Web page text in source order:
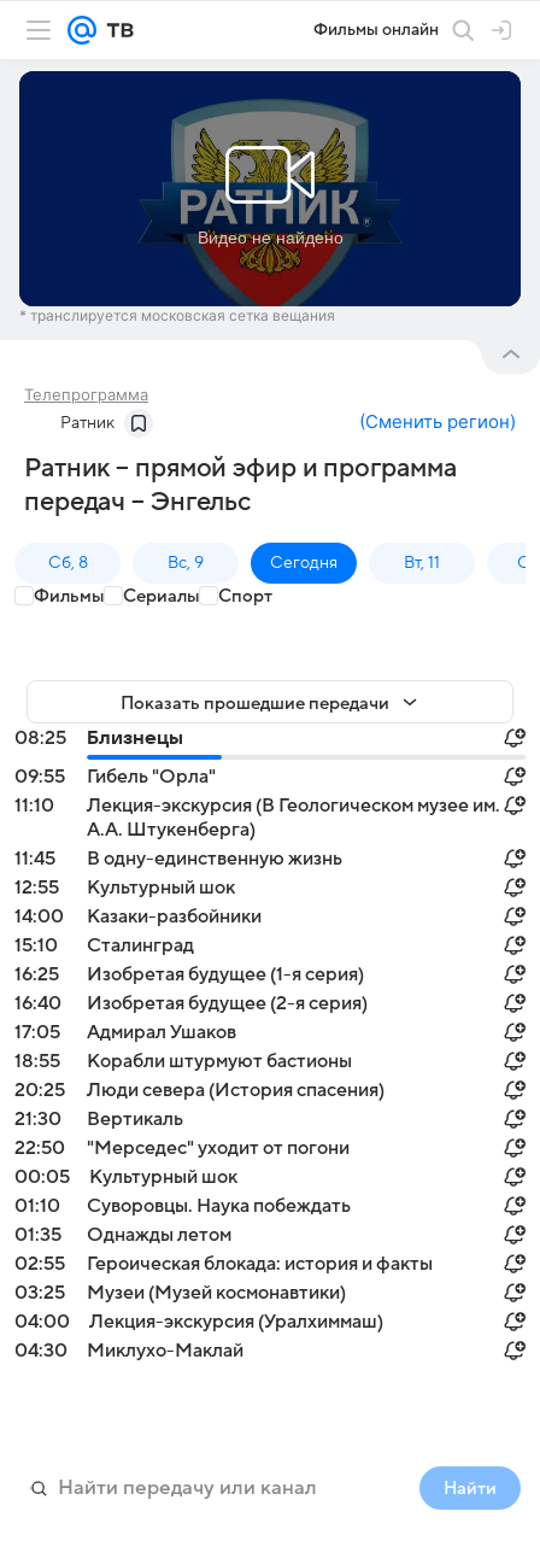
Фильмы онлайн
* транслируется московская сетка вещания
Телепрограмма
Ратник (Сменить регион)
Ратник – прямой эфир и программа
передач – Энгельс
Сб, 8 Вс, 9 Сегодня Вт, 11
Фильмы Сериалы Спорт
Показать прошедшие передачи
08:25
Близнецы
09:55
Гибель "Орла"
11:10
Лекция-экскурсия (В Геологическом музее им.
А.А. Штукенберга)
11:45
В одну-единственную жизнь
12:55
Культурный шок
14:00
Казаки-разбойники
15:10
Сталинград
16:25
Изобретая будущее (1-я серия)
16:40
Изобретая будущее (2-я серия)
17:05
Адмирал Ушаков
18:55
Корабли штурмуют бастионы
20:25
Люди севера (История спасения)
21:30
Вертикаль
22:50
"Мерседес" уходит от погони
00:05
Культурный шок
01:10
Суворовцы. Наука побеждать
01:35
Однажды летом
02:55
Героическая блокада: история и факты
03:25
Музеи (Музей космонавтики)
04:00
Лекция-экскурсия (Уралхиммаш)
04:30
Миклухо-Маклай
Найти